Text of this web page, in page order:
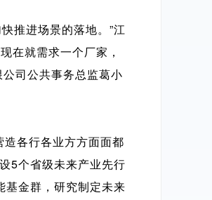
推进场景的落地。”江
在就需求一个厂家，
司公共事务总监葛小
各行各业方方面面都
5个省级未来产业先行
基金群，研究制定未来